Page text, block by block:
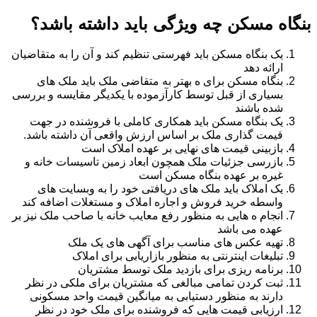
بنگاه مسکن چه ویژگی باید داشته باشد؟
یک بنگاه مسکن باید فهرستی تنظیم کند و آن را به متقاضیان
ارائه دهد
بنگاه مسکن برای ه بهتر به متقاضی ملک باید ملک های
بسیاری از قبل توسط کارآزموده با یکدیگر مقایسه و بررسی
شده باشند
یک بنگاه مسکن باید همکاری کاملی با فروشنده در جهت
قیمت گذاری ملک بر اساس ارزش واقعی آن داشته باشد.
بازبینی قیمت های نهایی بر عهده املاک است
بازرسی جزئیات ملک همچون ابعاد زمین تاسیسات خانه و
غیره بر عهده بنگاه مسکن است
یک املاک باید ملک های دریافتی خود را به وبسایت های
واسطه خرید فروش و اجاره املاک و مستغلات اضافه کند
انجام ه هایی به منظور رفع معایب خانه با صاحب ملک نیز بر
عهده می باشد
تهیه عکس های مناسب برای آگهی های یک ملک
تبلیغات اینترنتی به منظور بازاریابی برای املاک
برنامه ریزی برای بازدید ملک توسط مشتریان
ثبت کردن تمامی مبالغی که مشتریان برای ملکی در نظر
دارند به منظور دستیابی به میانگین قیمت واحد مسکونی
ارزیابی قیمت هایی که فروشنده برای ملک خود در نظر